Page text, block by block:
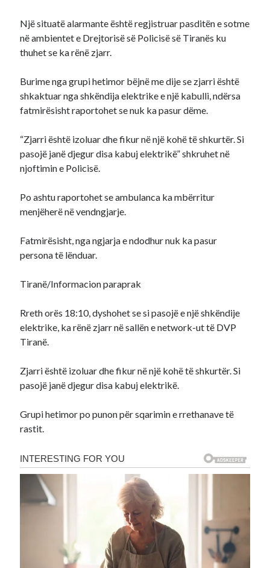
Një situatë alarmante është regjistruar pasditën e sotme
në ambientet e Drejtorisë së Policisë së Tiranës ku
thuhet se ka rënë zjarr.
Burime nga grupi hetimor bëjnë me dije se zjarri është
shkaktuar nga shkëndija elektrike e një kabulli, ndërsa
fatmirësisht raportohet se nuk ka pasur dëme.
“Zjarri është izoluar dhe fikur në një kohë të shkurtër. Si
pasojë janë djegur disa kabuj elektrikë” shkruhet në
njoftimin e Policisë.
Po ashtu raportohet se ambulanca ka mbërritur
menjëherë në vendngjarje.
Fatmirësisht, nga ngjarja e ndodhur nuk ka pasur
persona të lënduar.
Tiranë/Informacion paraprak
Rreth orës 18:10, dyshohet se si pasojë e një shkëndije
elektrike, ka rënë zjarr në sallën e network-ut të DVP
Tiranë.
Zjarri është izoluar dhe fikur në një kohë të shkurtër. Si
pasojë janë djegur disa kabuj elektrikë.
Grupi hetimor po punon për sqarimin e rrethanave të
rastit.